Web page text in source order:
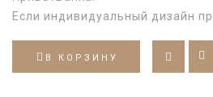
Если индивидуальный дизайн
В КОРЗИНУ